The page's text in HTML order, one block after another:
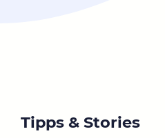
Tipps & Stories